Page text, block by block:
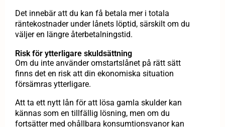
Det innebär att du kan få betala mer i totala
räntekostnader under lånets löptid, särskilt om du
väljer en längre återbetalningstid.
Risk för ytterligare skuldsättning
Om du inte använder omstartslånet på rätt sätt
finns det en risk att din ekonomiska situation
försämras ytterligare.
Att ta ett nytt lån för att lösa gamla skulder kan
kännas som en tillfällig lösning, men om du
fortsätter med ohållbara konsumtionsvanor kan